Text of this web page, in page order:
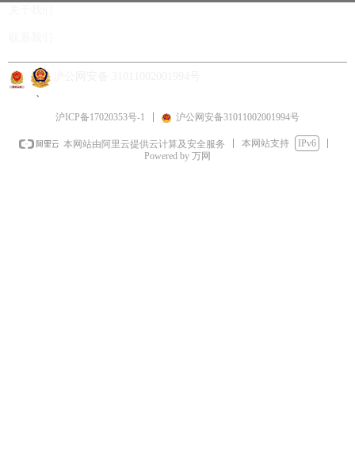
、
沪ICP备17020353号-1 沪公网安备31011002001994号
本网站由阿里云提供云计算及安全服务 本网站支持
IPv6
Powered by 万网